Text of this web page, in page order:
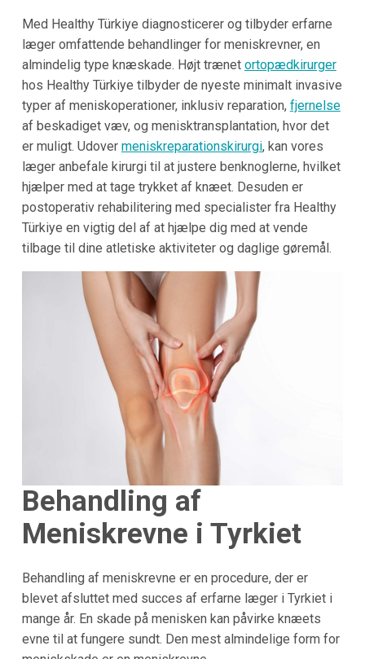
Med Healthy Türkiye diagnosticerer og tilbyder erfarne
læger omfattende behandlinger for meniskrevner, en
almindelig type knæskade. Højt trænet ortopædkirurger
hos Healthy Türkiye tilbyder de nyeste minimalt invasive
typer af meniskoperationer, inklusiv reparation, fjernelse
af beskadiget væv, og menisktransplantation, hvor det
er muligt. Udover meniskreparationskirurgi, kan vores
læger anbefale kirurgi til at justere benknoglerne, hvilket
hjælper med at tage trykket af knæet. Desuden er
postoperativ rehabilitering med specialister fra Healthy
Türkiye en vigtig del af at hjælpe dig med at vende
tilbage til dine atletiske aktiviteter og daglige gøremål.
Behandling af
Meniskrevne i Tyrkiet
Behandling af meniskrevne er en procedure, der er
blevet afsluttet med succes af erfarne læger i Tyrkiet i
mange år. En skade på menisken kan påvirke knæets
evne til at fungere sundt. Den mest almindelige form for